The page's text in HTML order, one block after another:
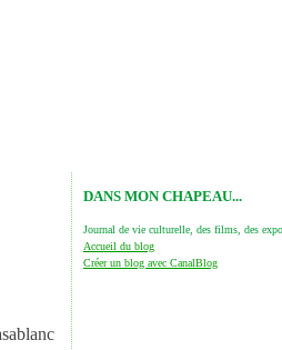
DANS MON CHAPEAU...
Journal de vie culturelle, des films, des
Accueil du blog
Créer un blog avec CanalBlog